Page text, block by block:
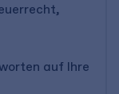
auf Ihre